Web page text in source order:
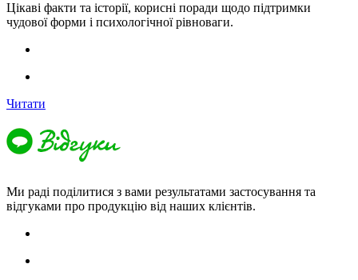
Цікаві факти та історії, корисні поради щодо підтримки
чудової форми і психологічної рівноваги.
Читати
Ми раді поділитися з вами результатами застосування та
відгуками про продукцію від наших клієнтів.